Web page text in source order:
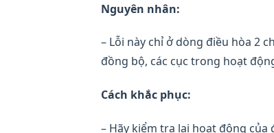
Nguyên nhân:
– Lỗi này chỉ ở dòng điều hòa 2
đồng bộ, các cục trong hoạt
Cách khắc phục:
– Hãy kiểm tra lại hoạt động của